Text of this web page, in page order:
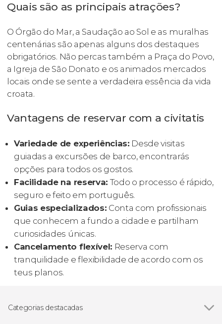
Quais são as principais atrações?
O Órgão do Mar, a Saudação ao Sol e as muralhas
centenárias são apenas alguns dos destaques
obrigatórios. Não percas também a Praça do Povo,
a Igreja de São Donato e os animados mercados
locais onde se sente a verdadeira essência da vida
croata.
Vantagens de reservar com a civitatis
Variedade de experiências: Desde visitas
guiadas a excursões de barco, encontrarás
opções para todos os gostos.
Facilidade na reserva: Todo o processo é rápido,
seguro e feito em português.
Guias especializados: Conta com profissionais
que conhecem a fundo a cidade e partilham
curiosidades únicas.
Cancelamento flexível: Reserva com
tranquilidade e flexibilidade de acordo com os
teus planos.
Categorias destacadas